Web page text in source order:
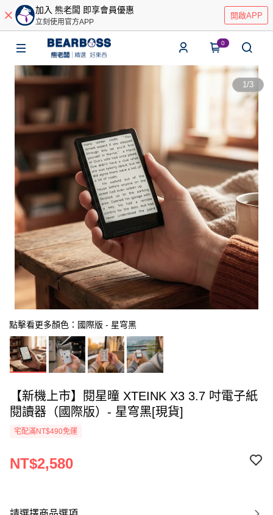
加入 熊老闆 即享會員優惠
立刻使用官方APP
開啟APP
0
1/3
點擊看更多顏色：國際版 - 星穹黑
【新機上市】閱星曈 XTEINK X3 3.7 吋電子紙
閱讀器（國際版）- 星穹黑[現貨]
宅配滿NT$490免運
NT$2,580